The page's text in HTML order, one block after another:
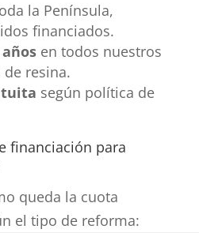
la Península,
financiados.
en todos nuestros
resina.
según política de
financiación para
queda la cuota
el tipo de reforma: